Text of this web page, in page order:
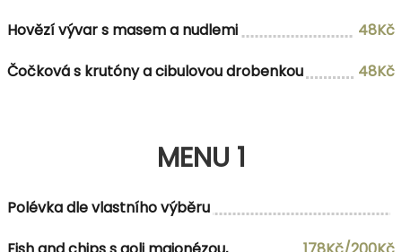
Hovězí vývar s masem a nudlemi
48Kč
Čočková s krutóny a cibulovou drobenkou
48Kč
MENU 1
Polévka dle vlastního výběru